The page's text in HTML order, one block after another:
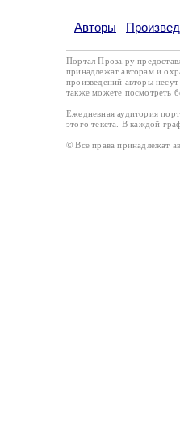
Авторы
Портал Проза.ру
принадлежат авторам и
произведений авторы
также можете посмотреть
Ежедневная аудитория
этого текста. В каждой
© Все права принадлежат